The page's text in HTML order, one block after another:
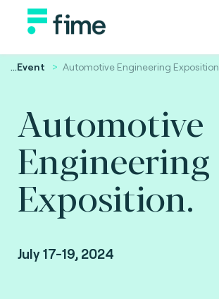
...Event Automotive Engineering Exposition.
Automotive
Engineering
Exposition.
July 17-19, 2024